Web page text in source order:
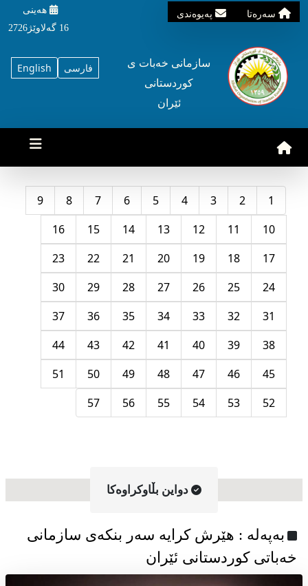
سه‌ره‌تا په‌یوه‌ندی
هه‌ینی
16 گه‌لاوێژ2726
English فارسی
سازمانی خه‌بات ی
کوردستانی
ئێران
1
2
3
4
5
6
7
8
9
10
11
12
13
14
15
16
17
18
19
20
21
22
23
24
25
26
27
28
29
30
31
32
33
34
35
36
37
38
39
40
41
42
43
44
45
46
47
48
49
50
51
52
53
54
55
56
57
دواین بڵاوکراوه‌کا
به‌په‌له‌ : هێرش کرایە سەر بنکەی سازمانی
خەباتی کوردستانی ئێران